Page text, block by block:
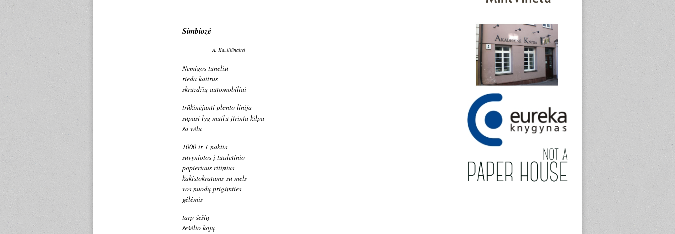
Simbiozė
A. Kaziliūnaitei
Nemigos tuneliu
rieda kaitrūs
skruzdžių automobiliai
trūkinėjanti plento linija
supasi lyg muilu įtrinta kilpa
ša vėlu
1000 ir 1 naktis
suvyniotos į tualetinio
popieriaus ritinius
kakistokratams su mels
vos nuodų prigimties
gėlėmis
tarp šešių
šešėlio kojų